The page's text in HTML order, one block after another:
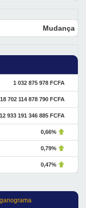
Mudança
1 032 875 978 FCFA
18 702 114 878 790 FCFA
12 933 191 346 885 FCFA
0,66%
0,79%
0,47%